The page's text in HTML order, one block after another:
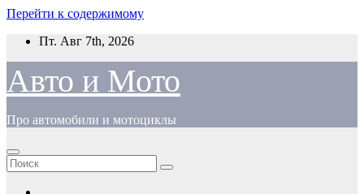
Перейти к содержимому
Пт. Авг 7th, 2026
Авто и Мото
Про автомобили и мотоциклы